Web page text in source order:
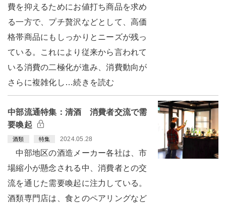
費を抑えるためにお値打ち商品を求め
る一方で、プチ贅沢などとして、高価
格帯商品にもしっかりとニーズが残っ
ている。これにより従来から言われて
いる消費の二極化が進み、消費動向が
さらに複雑化し…続きを読む
中部流通特集：清酒 消費者交流で需
要喚起
酒類 特集 2024.05.28
中部地区の酒造メーカー各社は、市
場縮小が懸念される中、消費者との交
流を通じた需要喚起に注力している。
酒類専門店は、食とのペアリングなど